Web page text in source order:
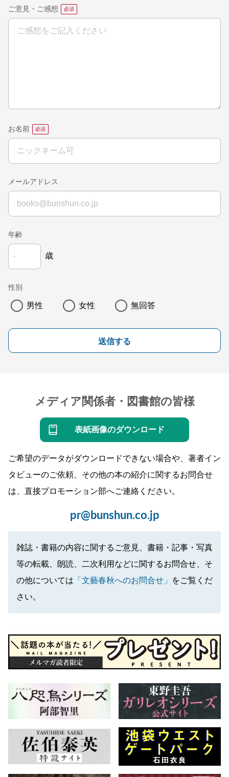
ご意見・ご感想
お名前
メールアドレス
年齢
歳
性別
男性 女性 無回答
送信する
メディア関係者・図書館の皆様
表紙画像のダウンロード
ご希望のデータがダウンロードできない場合や、著者イン
タビューのご依頼、その他の本の紹介に関するお問合せ
は、直接プロモーション部へご連絡ください。
pr@bunshun.co.jp
雑誌・書籍の内容に関するご意見、書籍・記事・写真
等の転載、朗読、二次利用などに関するお問合せ、そ
の他については 「文藝春秋へのお問合せ」
をご覧くだ
さい。